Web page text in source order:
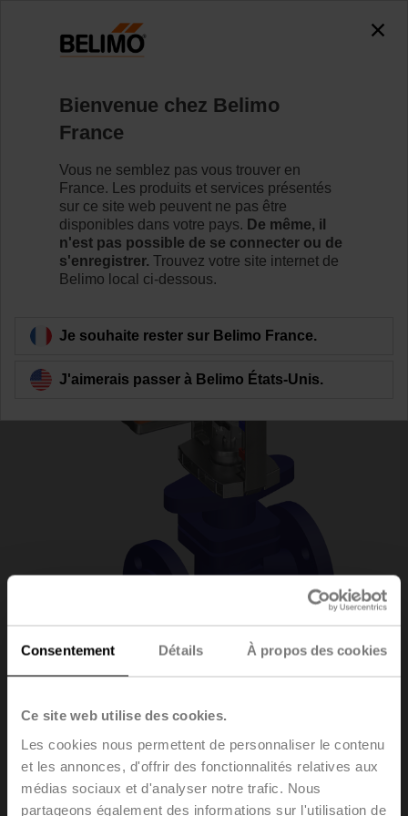
Consentement Détails À propos des cookies
Ce site web utilise des cookies.
Les cookies nous permettent de personnaliser le contenu
et les annonces, d'offrir des fonctionnalités relatives aux
médias sociaux et d'analyser notre trafic. Nous
partageons également des informations sur l'utilisation de
H6040X16-S2/NVC24A-SZ-TPC
Pour en savoir plus
Retour a la catégorie de produits
H6040X16-
S2/NVC24A-SZ-TPC
Bienvenue chez Belimo
France
Vous ne semblez pas vous trouver en
France. Les produits et services présentés
sur ce site web peuvent ne pas être
disponibles dans votre pays. De même, il
n'est pas possible de se connecter ou de
s'enregistrer. Trouvez votre site internet de
Belimo local ci-dessous.
Je souhaite rester sur Belimo France.
J'aimerais passer à Belimo États-Unis.